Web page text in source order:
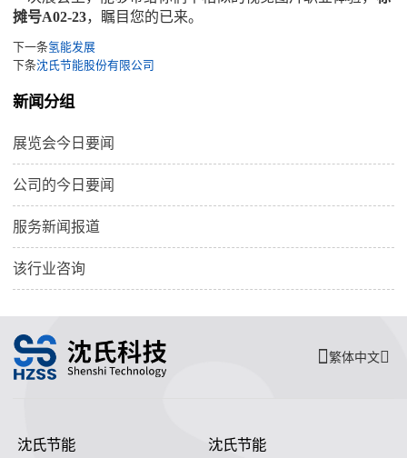
摊号A02-23，瞩目您的已来。
下一条氢能发展
下条沈氏节能股份有限公司
新闻分组
展览会今日要闻
公司的今日要闻
服务新闻报道
该行业咨询
繁体中文
沈氏节能 沈氏节能